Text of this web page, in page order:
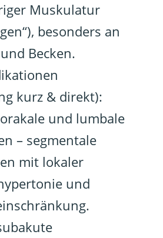
Muskulatur
besonders an
Becken.
kurz & direkt):
und lumbale
– segmentale
mit lokaler
und